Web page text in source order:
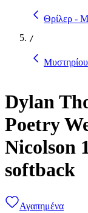
Θρίλερ -
/
Dylan
Poetry
Nicolson
softback
Αγαπημένα